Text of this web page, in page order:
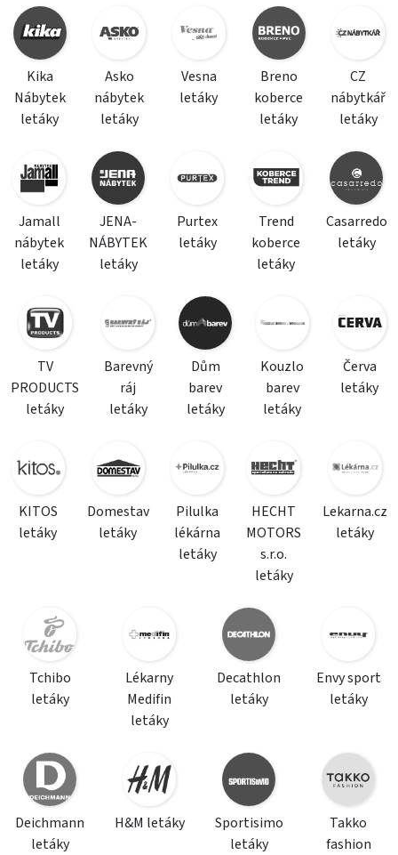
Kika
Nábytek
letáky
Asko
nábytek
letáky
Vesna
letáky
Breno
koberce
letáky
CZ
nábytkář
letáky
Jamall
nábytek
letáky
JENA-
NÁBYTEK
letáky
Purtex
letáky
Trend
koberce
letáky
Casarredo
letáky
TV
PRODUCTS
letáky
Barevný
ráj
letáky
Dům
barev
letáky
Kouzlo
barev
letáky
Červa
letáky
KITOS
letáky
Domestav
letáky
Pilulka
lékárna
letáky
HECHT
MOTORS
s.r.o.
letáky
Lekarna.cz
letáky
Tchibo
letáky
Lékarny
Medifin
letáky
Decathlon
letáky
Envy sport
letáky
Deichmann
letáky
H&M letáky
Sportisimo
letáky
Takko
fashion